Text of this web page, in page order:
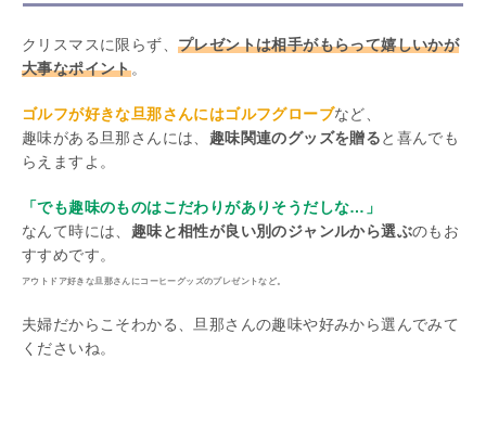
クリスマスに限らず、 プレゼントは相手がもらって嬉しいかが
大事なポイント。
ゴルフが好きな旦那さんにはゴルフグローブなど、
趣味がある旦那さんには、 趣味関連のグッズを贈ると喜んでも
らえますよ。
「でも趣味のものはこだわりがありそうだしな…」
なんて時には、 趣味と相性が良い別のジャンルから選ぶのもお
すすめです。
アウトドア好きな旦那さんにコーヒーグッズのプレゼントなど。
夫婦だからこそわかる、旦那さんの趣味や好みから選んでみて
くださいね。